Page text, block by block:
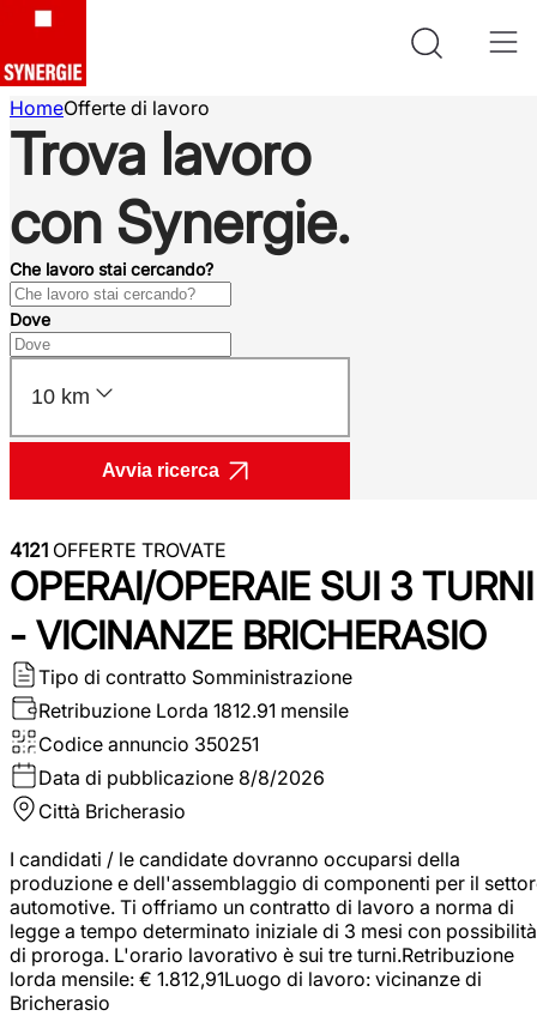
HomeOfferte di lavoro
Trova lavoro
con Synergie.
Che lavoro stai cercando?
Dove
10 km
Avvia ricerca
4121 OFFERTE TROVATE
OPERAI/OPERAIE SUI 3 TURNI
- VICINANZE BRICHERASIO
Tipo di contratto Somministrazione
Retribuzione Lorda 1812.91 mensile
Codice annuncio 350251
Data di pubblicazione 8/8/2026
Città Bricherasio
I candidati / le candidate dovranno occuparsi della
produzione e dell'assemblaggio di componenti per il
automotive. Ti offriamo un contratto di lavoro a norma di
legge a tempo determinato iniziale di 3 mesi con possibilità
di proroga. L'orario lavorativo è sui tre turni.Retribuzione
lorda mensile: € 1.812,91Luogo di lavoro: vicinanze di
Bricherasio